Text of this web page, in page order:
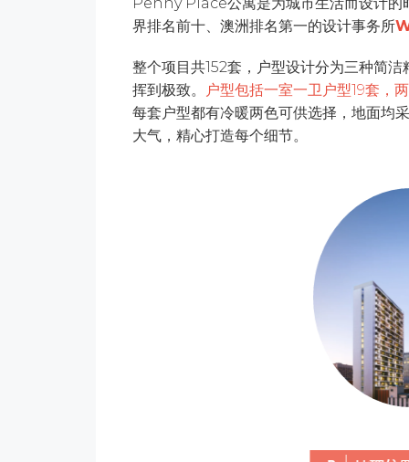
界排名前十、澳洲排名第一的设计事务所
整个项目共152套，户型设计分为三种简
挥到极致。
户型包括一室一卫户型19套，
每套户型都有冷暖两色可供选择，地面均
大气，精心打造每个细节。